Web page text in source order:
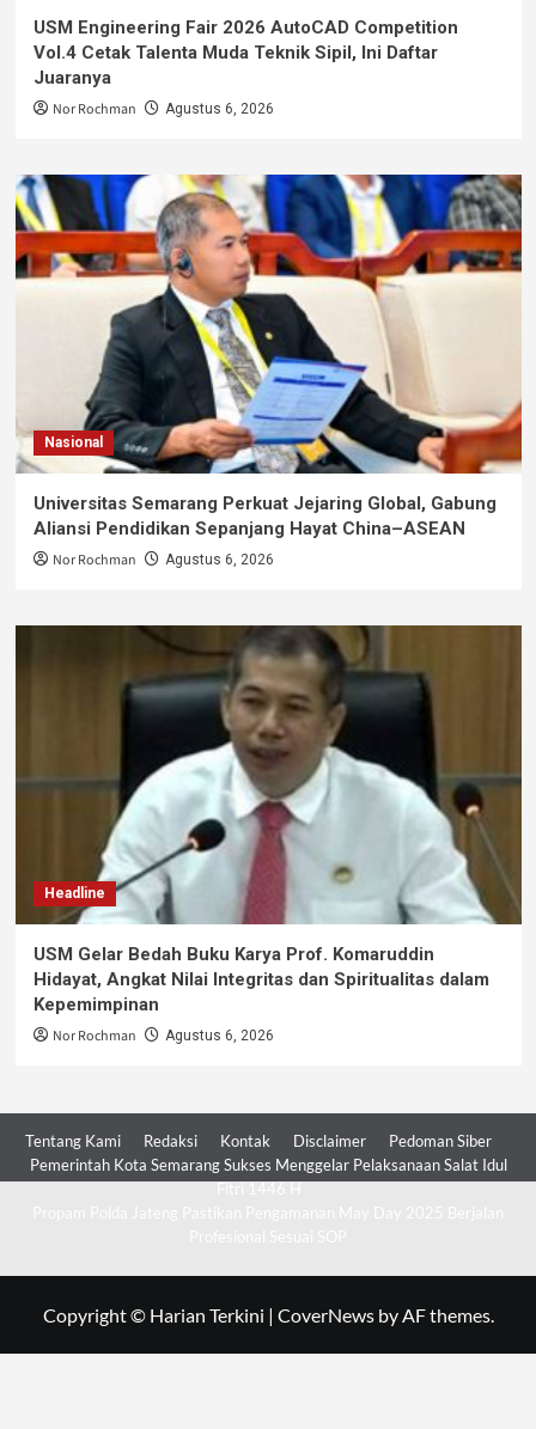
USM Engineering Fair 2026 AutoCAD Competition
Vol.4 Cetak Talenta Muda Teknik Sipil, Ini Daftar
Juaranya
Nor Rochman Agustus 6, 2026
Nasional
Universitas Semarang Perkuat Jejaring Global, Gabung
Aliansi Pendidikan Sepanjang Hayat China–ASEAN
Nor Rochman Agustus 6, 2026
Headline
USM Gelar Bedah Buku Karya Prof. Komaruddin
Hidayat, Angkat Nilai Integritas dan Spiritualitas dalam
Kepemimpinan
Nor Rochman Agustus 6, 2026
Tentang Kami Redaksi Kontak Disclaimer
Pedoman Siber
Pemerintah Kota Semarang Sukses Menggelar Pelaksanaan Salat Idul
Copyright © Harian Terkini | CoverNewsby AF themes.